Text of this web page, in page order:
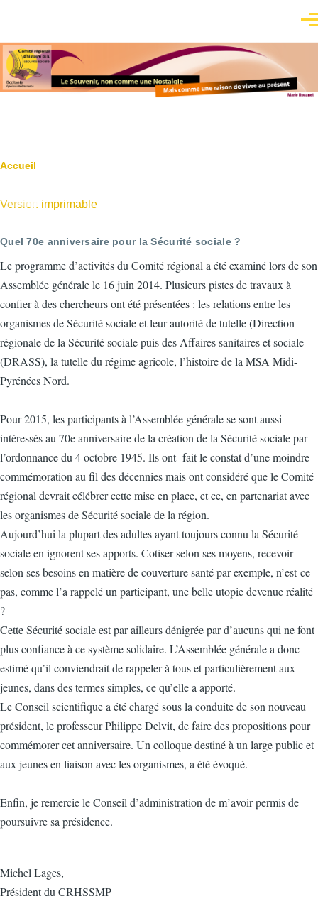
Fil
d'Ariane
Accueil
Version imprimable
Quel 70e anniversaire pour la Sécurité sociale ?
Le programme d’activités du Comité régional a été examiné lors de son
Assemblée générale le 16 juin 2014. Plusieurs pistes de travaux à
confier à des chercheurs ont été présentées : les relations entre les
organismes de Sécurité sociale et leur autorité de tutelle (Direction
régionale de la Sécurité sociale puis des Affaires sanitaires et sociale
(DRASS), la tutelle du régime agricole, l’histoire de la MSA Midi-
Pyrénées Nord.
Pour 2015, les participants à l’Assemblée générale se sont aussi
intéressés au 70e anniversaire de la création de la Sécurité sociale par
l’ordonnance du 4 octobre 1945. Ils ont fait le constat d’une moindre
commémoration au fil des décennies mais ont considéré que le Comité
régional devrait célébrer cette mise en place, et ce, en partenariat avec
les organismes de Sécurité sociale de la région.
Aujourd’hui la plupart des adultes ayant toujours connu la Sécurité
sociale en ignorent ses apports. Cotiser selon ses moyens, recevoir
selon ses besoins en matière de couverture santé par exemple, n’est-ce
pas, comme l’a rappelé un participant, une belle utopie devenue réalité
?
Cette Sécurité sociale est par ailleurs dénigrée par d’aucuns qui ne font
plus confiance à ce système solidaire. L’Assemblée générale a donc
estimé qu’il conviendrait de rappeler à tous et particulièrement aux
jeunes, dans des termes simples, ce qu’elle a apporté.
Le Conseil scientifique a été chargé sous la conduite de son nouveau
président, le professeur Philippe Delvit, de faire des propositions pour
commémorer cet anniversaire. Un colloque destiné à un large public et
aux jeunes en liaison avec les organismes, a été évoqué.
Enfin, je remercie le Conseil d’administration de m’avoir permis de
poursuivre sa présidence.
Michel Lages,
Président du CRHSSMP